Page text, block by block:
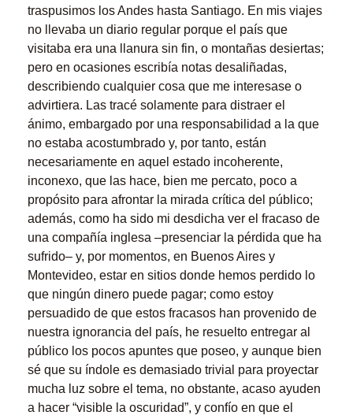
traspusimos los Andes hasta Santiago. En mis viajes
no llevaba un diario regular porque el país que
visitaba era una llanura sin fin, o montañas desiertas;
pero en ocasiones escribía notas desaliñadas,
describiendo cualquier cosa que me interesase o
advirtiera. Las tracé solamente para distraer el
ánimo, embargado por una responsabilidad a la que
no estaba acostumbrado y, por tanto, están
necesariamente en aquel estado incoherente,
inconexo, que las hace, bien me percato, poco a
propósito para afrontar la mirada crítica del público;
además, como ha sido mi desdicha ver el fracaso de
una compañía inglesa –presenciar la pérdida que ha
sufrido– y, por momentos, en Buenos Aires y
Montevideo, estar en sitios donde hemos perdido lo
que ningún dinero puede pagar; como estoy
persuadido de que estos fracasos han provenido de
nuestra ignorancia del país, he resuelto entregar al
público los pocos apuntes que poseo, y aunque bien
sé que su índole es demasiado trivial para proyectar
mucha luz sobre el tema, no obstante, acaso ayuden
a hacer “visible la oscuridad”, y confío en que el